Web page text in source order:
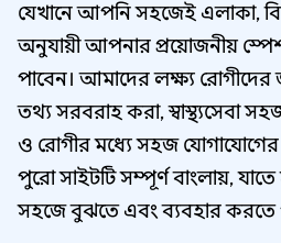
যেখানে আপনি সহজেই এলাকা,
অনুযায়ী আপনার প্রয়োজনীয়
পাবেন। আমাদের লক্ষ্য
তথ্য সরবরাহ করা, স্বাস্থ্যসেবা
ও রোগীর মধ্যে সহজ যোগাযোগের
পুরো সাইটটি সম্পূর্ণ বাংলায়,
সহজে বুঝতে এবং ব্যবহার করতে